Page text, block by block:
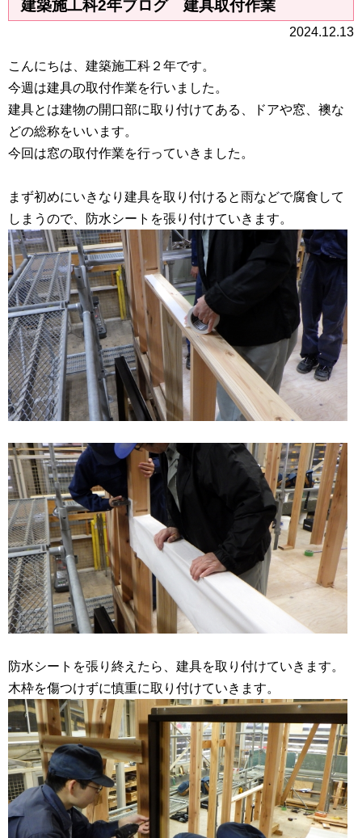
建築施工科2年ブログ 建具取付作業
2024.12.13
こんにちは、建築施工科２年です。
今週は建具の取付作業を行いました。
建具とは建物の開口部に取り付けてある、ドアや窓、襖な
どの総称をいいます。
今回は窓の取付作業を行っていきました。
まず初めにいきなり建具を取り付けると雨などで腐食して
しまうので、防水シートを張り付けていきます。
防水シートを張り終えたら、建具を取り付けていきます。
木枠を傷つけずに慎重に取り付けていきます。